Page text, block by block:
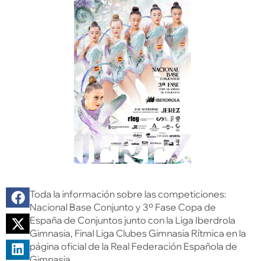
Toda la información sobre las competiciones:
Nacional Base Conjunto y 3º Fase Copa de
España de Conjuntos junto con la Liga Iberdrola
Gimnasia, Final Liga Clubes Gimnasia Rítmica en la
página oficial de la Real Federación Española de